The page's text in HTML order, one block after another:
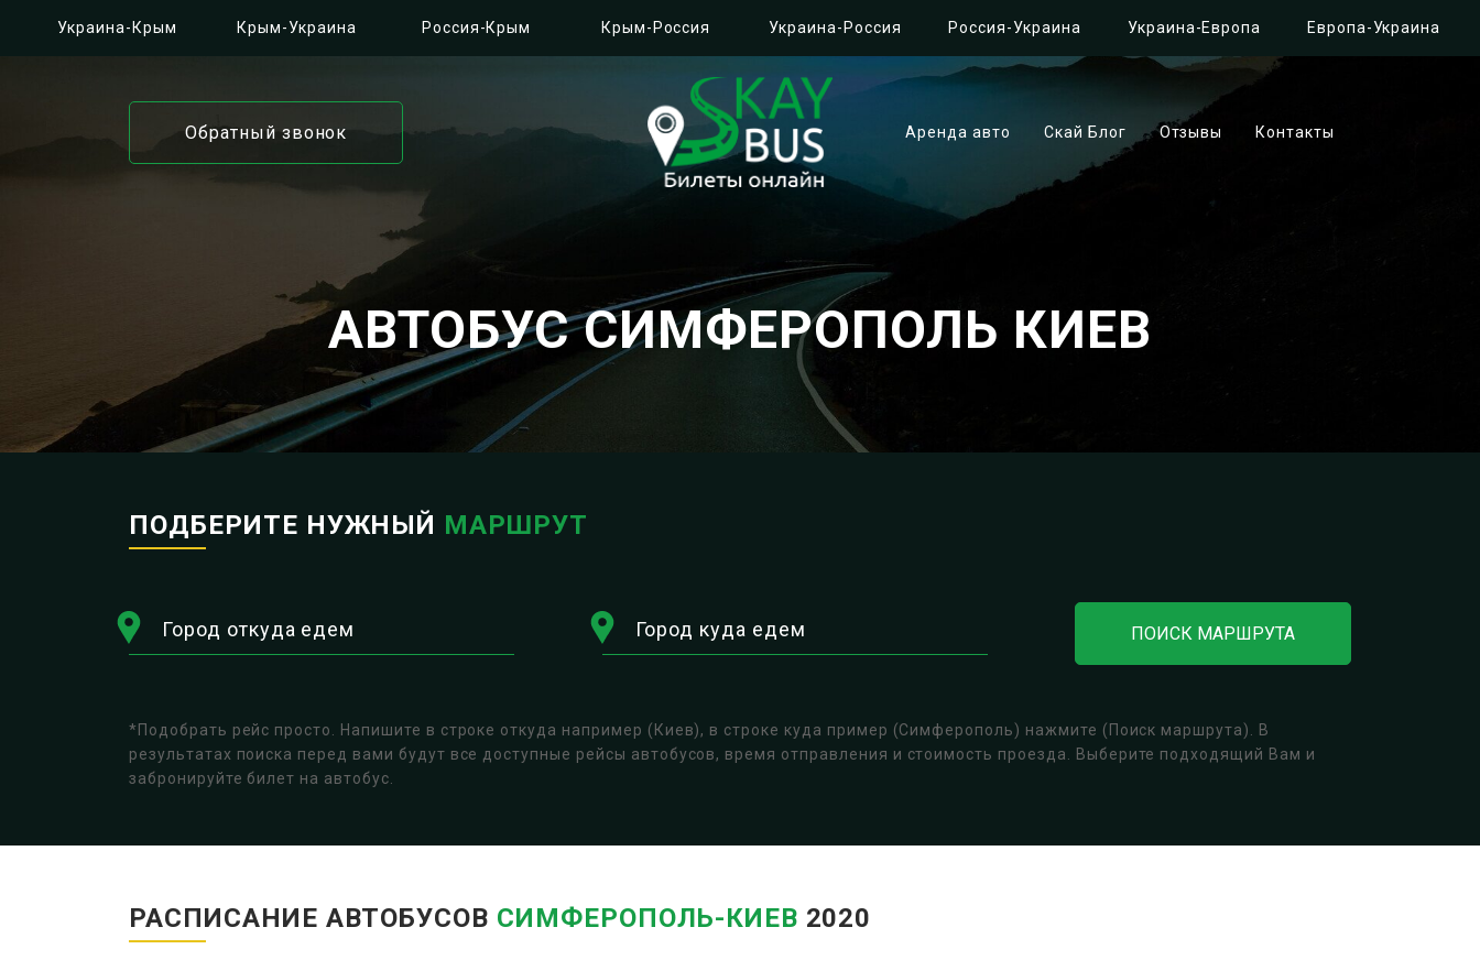
Украина-Крым Крым-Украина Россия-Крым Крым-Россия Украина-Россия Россия-Украина Украина-Европа Европа-Украина
Обратный звонок Аренда авто Скай Блог Отзывы Контакты
АВТОБУС СИМФЕРОПОЛЬ КИЕВ
ПОДБЕРИТЕ НУЖНЫЙ МАРШРУТ
Город откуда едем Город куда едем ПОИСК МАРШРУТА
*Подобрать рейс просто. Напишите в строке откуда например (Киев), в строке куда пример (Симферополь) нажмите (Поиск маршрута). В
результатах поиска перед вами будут все доступные рейсы автобусов, время отправления и стоимость проезда. Выберите подходящий Вам и
забронируйте билет на автобус.
РАСПИСАНИЕ АВТОБУСОВ СИМФЕРОПОЛЬ-КИЕВ 2020